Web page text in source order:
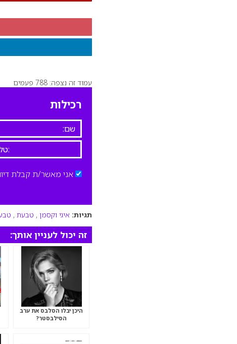
עמוד זה נצפה: 788 פעמים
רכילות
אני מאשר/ת קבלת
תגיות: איגי וקסמן , טבעת ,
זה יכול לעניין אותך:
היכן יבלו הסלבס את ערב
הסילבסטר?